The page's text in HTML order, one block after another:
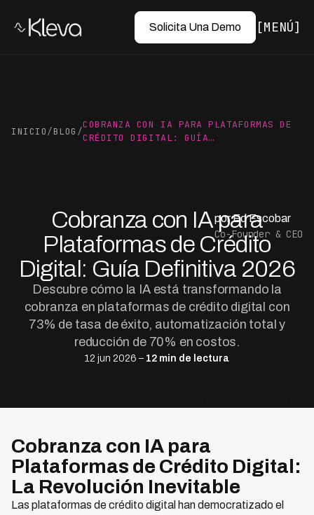
Solicita Una Demo MENÚ
INICIO/BLOG /
COBRANZA CON IA PARA PLATAFORMAS DE
CRÉDITO DIGITAL: GUÍA…
Cobranza con IA para
Plataformas de Crédito
Digital: Guía Definitiva 2026
Descubre cómo la IA está transformando la
cobranza en plataformas de crédito digital con
73% de tasa de éxito, automatización total y
reducción de 70% en costos.
12 jun 2026 – 12 min de lectura
por Ed Escobar
Co-Founder & CEO
Cobranza con IA para
Plataformas de Crédito Digital:
La Revolución Inevitable
Las plataformas de crédito digital han democratizado el